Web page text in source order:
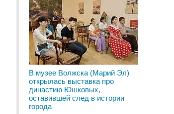
В музее Волжска (Марий Эл)
открылась выставка про
династию Юшковых,
оставившей след в истории
города